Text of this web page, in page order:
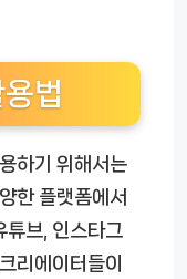
법
하기 위해서는
한 플랫폼에서
튜브, 인스타그
리에이터들이